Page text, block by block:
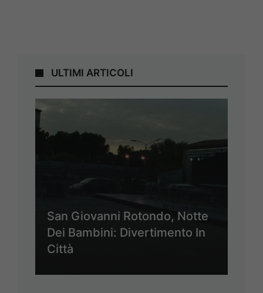
ULTIMI ARTICOLI
San Giovanni Rotondo, Notte
Dei Bambini: Divertimento In
Città